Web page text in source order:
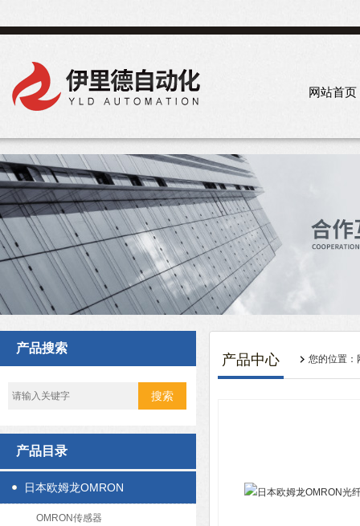
网站首页
产品搜索
产品目录
日本欧姆龙OMRON
OMRON传感器
产品中心 您的位置：